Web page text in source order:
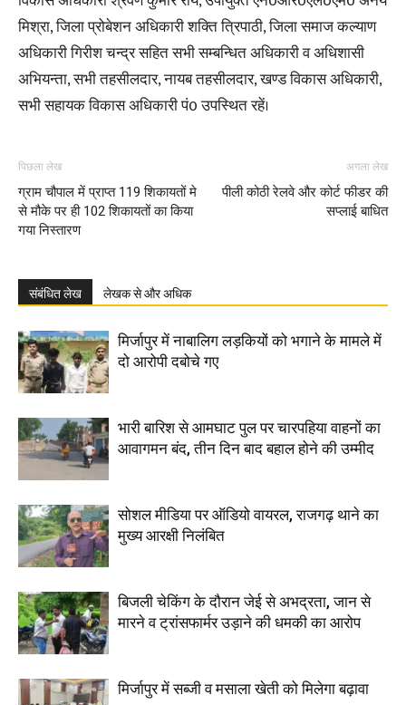
मिश्रा, जिला प्रोबेशन अधिकारी शक्ति त्रिपाठी, जिला समाज कल्याण
अधिकारी गिरीश चन्द्र सहित सभी सम्बन्धित अधिकारी व अधिशासी
अभियन्ता, सभी तहसीलदार, नायब तहसीलदार, खण्ड विकास अधिकारी,
सभी सहायक विकास अधिकारी पं0 उपस्थित रहें।
पिछला लेख
ग्राम चौपाल में प्राप्त 119 शिकायतों मे
से मौके पर ही 102 शिकायतों का किया
गया निस्तारण
अगला लेख
पीली कोठी रेलवे और कोर्ट फीडर की
सप्लाई बाधित
संबंधित लेख लेखक से और अधिक
मिर्जापुर में नाबालिग लड़कियों को भगाने के मामले में
दो आरोपी दबोचे गए
भारी बारिश से आमघाट पुल पर चारपहिया वाहनों का
आवागमन बंद, तीन दिन बाद बहाल होने की उम्मीद
सोशल मीडिया पर ऑडियो वायरल, राजगढ़ थाने का
मुख्य आरक्षी निलंबित
बिजली चेकिंग के दौरान जेई से अभद्रता, जान से
मारने व ट्रांसफार्मर उड़ाने की धमकी का आरोप
मिर्जापुर में सब्जी व मसाला खेती को मिलेगा बढ़ावा